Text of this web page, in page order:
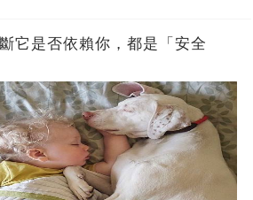
它是否依賴你，都是「安全